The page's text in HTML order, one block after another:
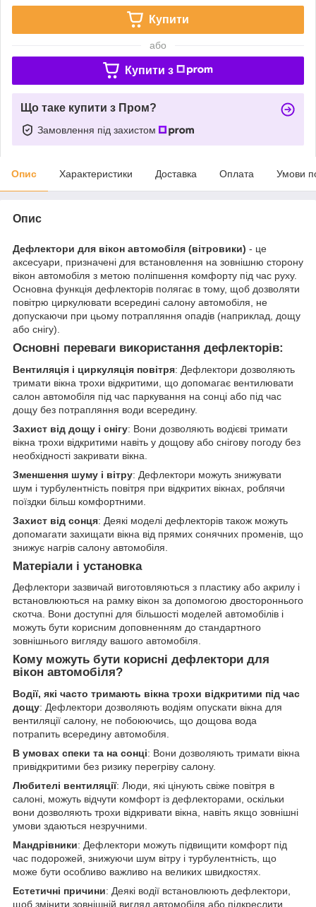
Купити
або
Купити з
Що таке купити з Пром?
Замовлення під захистом
Опис Характеристики Доставка Оплата Умови
Опис
Дефлектори для вікон автомобіля (вітровики) - це
аксесуари, призначені для встановлення на зовнішню сторону
вікон автомобіля з метою поліпшення комфорту під час руху.
Основна функція дефлекторів полягає в тому, щоб дозволяти
повітрю циркулювати всередині салону автомобіля, не
допускаючи при цьому потрапляння опадів (наприклад, дощу
або снігу).
Основні переваги використання дефлекторів:
Вентиляція і циркуляція повітря: Дефлектори дозволяють
тримати вікна трохи відкритими, що допомагає вентилювати
салон автомобіля під час паркування на сонці або під час
дощу без потрапляння води всередину.
Захист від дощу і снігу: Вони дозволяють водієві тримати
вікна трохи відкритими навіть у дощову або снігову погоду без
необхідності закривати вікна.
Зменшення шуму і вітру: Дефлектори можуть знижувати
шум і турбулентність повітря при відкритих вікнах, роблячи
поїздки більш комфортними.
Захист від сонця: Деякі моделі дефлекторів також можуть
допомагати захищати вікна від прямих сонячних променів, що
знижує нагрів салону автомобіля.
Матеріали і установка
Дефлектори зазвичай виготовляються з пластику або акрилу і
встановлюються на рамку вікон за допомогою двостороннього
скотча. Вони доступні для більшості моделей автомобілів і
можуть бути корисним доповненням до стандартного
зовнішнього вигляду вашого автомобіля.
Кому можуть бути корисні дефлектори для
вікон автомобіля?
Водії, які часто тримають вікна трохи відкритими під час
дощу: Дефлектори дозволяють водіям опускати вікна для
вентиляції салону, не побоюючись, що дощова вода
потрапить всередину автомобіля.
В умовах спеки та на сонці: Вони дозволяють тримати вікна
привідкритими без ризику перегріву салону.
Любителі вентиляції: Люди, які цінують свіже повітря в
салоні, можуть відчути комфорт із дефлекторами, оскільки
вони дозволяють трохи відкривати вікна, навіть якщо зовнішні
умови здаються незручними.
Мандрівники: Дефлектори можуть підвищити комфорт під
час подорожей, знижуючи шум вітру і турбулентність, що
може бути особливо важливо на великих швидкостях.
Естетичні причини: Деякі водії встановлюють дефлектори,
щоб змінити зовнішній вигляд автомобіля або підкреслити